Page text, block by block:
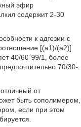
эфир
содержит 2-30
к адгезии с
[(a1)/(a2)]
40/60-99/1, более
70/30-
от
быть сополимером,
если при этом